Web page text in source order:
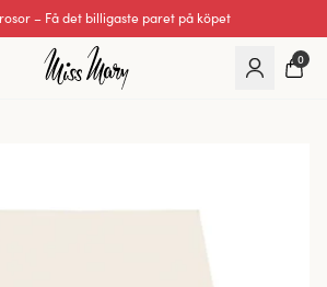
– Få det billigaste paret på köpet
0